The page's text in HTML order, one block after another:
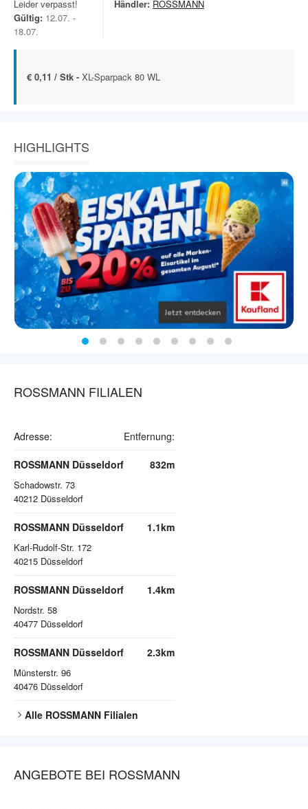
Leider verpasst!
Gültig: 12.07. -
18.07.
Händler: ROSSMANN
€ 0,11 / Stk - XL-Sparpack 80 WL
HIGHLIGHTS
ROSSMANN FILIALEN
Adresse: Entfernung:
ROSSMANN Düsseldorf
Schadowstr. 73
40212 Düsseldorf
832m
ROSSMANN Düsseldorf
Karl-Rudolf-Str. 172
40215 Düsseldorf
1.1km
ROSSMANN Düsseldorf
Nordstr. 58
40477 Düsseldorf
1.4km
ROSSMANN Düsseldorf
Münsterstr. 96
40476 Düsseldorf
2.3km
Alle ROSSMANN Filialen
ANGEBOTE BEI ROSSMANN